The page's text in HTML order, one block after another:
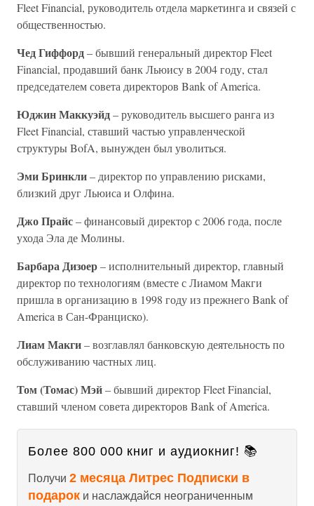
Fleet Financial, руководитель отдела маркетинга и связей с
общественностью.
Чед Гиффорд– бывший генеральный директор Fleet
Financial, продавший банк Льюису в 2004 году, стал
председателем совета директоров Bank of America.
Юджин Маккуэйд– руководитель высшего ранга из
Fleet Financial, ставший частью управленческой
структуры BofA, вынужден был уволиться.
Эми Бринкли– директор по управлению рисками,
близкий друг Льюиса и Олфина.
Джо Прайс– финансовый директор с 2006 года, после
ухода Эла де Молины.
Барбара Дизоер– исполнительный директор, главный
директор по технологиям (вместе с Лиамом Макги
пришла в организацию в 1998 году из прежнего Bank of
America в Сан-Франциско).
Лиам Макги– возглавлял банковскую деятельность по
обслуживанию частных лиц.
Том (Томас) Мэй– бывший директор Fleet Financial,
ставший членом совета директоров Bank of America.
Более 800 000 книг и аудиокниг! 📚
Получи 2 месяца Литрес Подписки в
подарок и наслаждайся неограниченным